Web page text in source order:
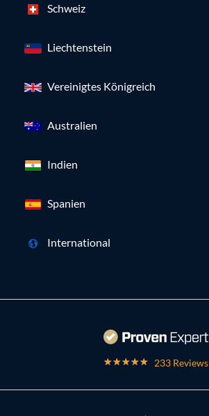
Schweiz
Liechtenstein
Vereinigtes Königreich
Australien
Indien
Spanien
International
233 Reviews